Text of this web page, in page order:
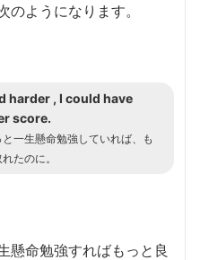
ようになります。
harder , I could have
score.
一生懸命勉強していれば、も
たのに。
懸命勉強すればもっと良